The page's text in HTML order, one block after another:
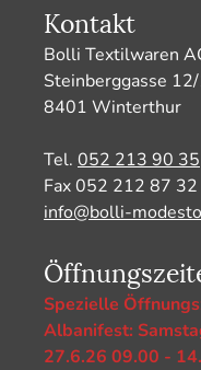
Kontakt
Bolli Textilwaren
Steinberggasse
8401 Winterthur
Tel. 052 213 90 35
Fax 052 212 87 32
info@bolli-
Spezielle
Albanifest:
27.6.26 09.00 -